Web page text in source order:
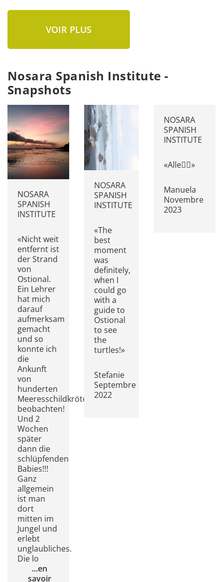
VOIR PLUS
Nosara Spanish Institute -
Snapshots
NOSARA
SPANISH
INSTITUTE
«Nicht weit
entfernt ist
der Strand
von
Ostional.
Ein Lehrer
hat mich
darauf
aufmerksam
gemacht
und so
konnte ich
die
Ankunft
von
hunderten
Meeresschildkröten
beobachten!
Und 2
Wochen
später
dann die
schlüpfenden
Babies!!!
Ganz
allgemein
ist man
dort
mitten im
Jungel und
erlebt
unglaubliches.
Die lo
...en
savoir
NOSARA
SPANISH
INSTITUTE
«The
best
moment
was
definitely,
when I
could go
with a
guide to
Ostional
to see
the
turtles!»
Stefanie
Septembre
2022
NOSARA
SPANISH
INSTITUTE
«Alle👍🏻»
Manuela
Novembre
2023